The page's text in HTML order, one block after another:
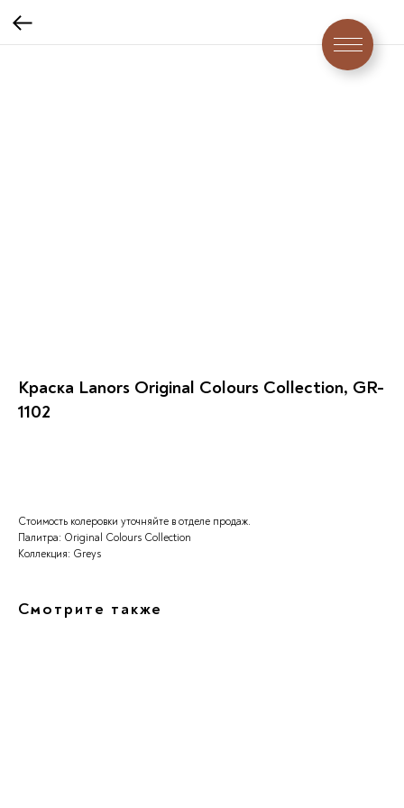
Краска Lanors Original Colours Collection, GR-
1102
Стоимость колеровки уточняйте в отделе продаж.
Палитра: Original Colours Collection
Коллекция: Greys
Смотрите также